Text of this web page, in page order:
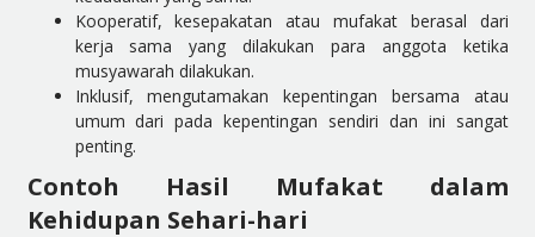
Kooperatif, kesepakatan atau mufakat berasal dari
kerja sama yang dilakukan para anggota ketika
musyawarah dilakukan.
Inklusif, mengutamakan kepentingan bersama atau
umum dari pada kepentingan sendiri dan ini sangat
penting.
Contoh Hasil Mufakat dalam
Kehidupan Sehari-hari